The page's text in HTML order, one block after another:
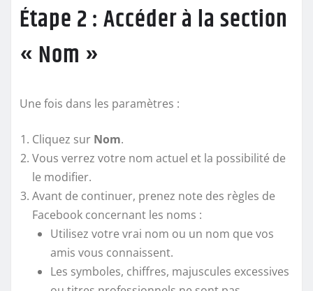
Étape 2 : Accéder à la section
« Nom »
Une fois dans les paramètres :
Cliquez sur Nom.
Vous verrez votre nom actuel et la possibilité de
le modifier.
Avant de continuer, prenez note des règles de
Facebook concernant les noms :
Utilisez votre vrai nom ou un nom que vos
amis vous connaissent.
Les symboles, chiffres, majuscules excessives